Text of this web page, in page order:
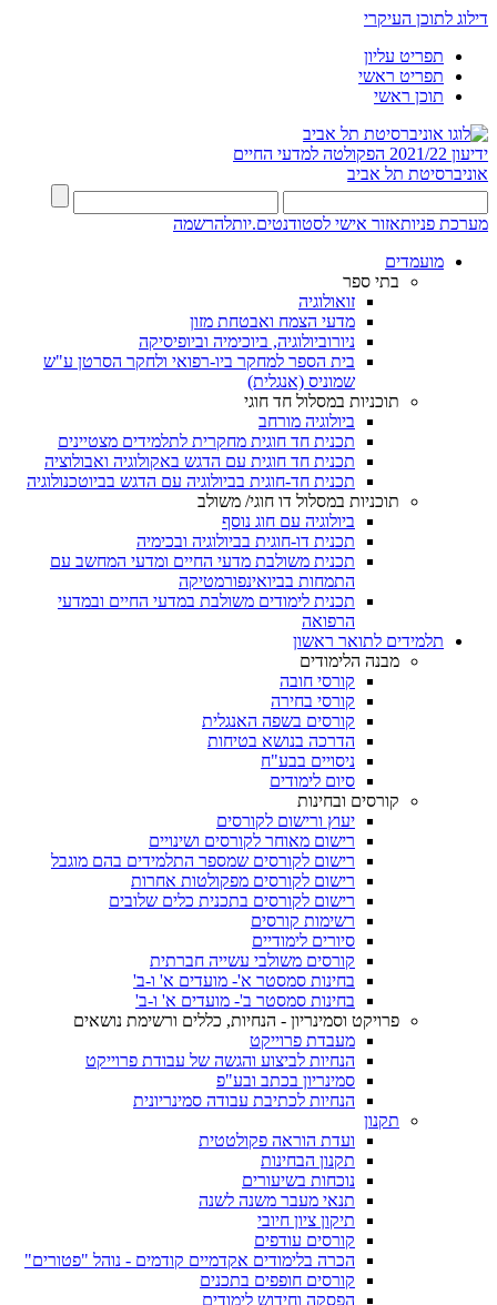
דילוג לתוכן העיקרי
תפריט עליון
תפריט ראשי
תוכן ראשי
ידיעון 2021/22
הפקולטה למדעי החיים
אוניברסיטת תל אביב
מערכת פניותאזור אישי לסטודנטים.יותלהרשמה
מועמדים
בתי ספר
זואולוגיה
מדעי הצמח ואבטחת מזון
ניורוביולוגיה, ביוכימיה וביופיסיקה
בית הספר למחקר ביו-רפואי ולחקר הסרטן ע"ש
שמוניס (אנגלית)
תוכניות במסלול חד חוגי
ביולוגיה מורחב
תכנית חד חוגית מחקרית לתלמידים מצטיינים
תכנית חד חוגית עם הדגש באקולוגיה ואבולוציה
תכנית חד-חוגית בביולוגיה עם הדגש בביוטכנולוגיה
תוכניות במסלול דו חוגי/ משולב
ביולוגיה עם חוג נוסף
תכנית דו-חוגית בביולוגיה ובכימיה
תכנית משולבת מדעי החיים ומדעי המחשב עם
התמחות בביואינפורמטיקה
תכנית לימודים משולבת במדעי החיים ובמדעי
הרפואה
תלמידים לתואר ראשון
מבנה הלימודים
קורסי חובה
קורסי בחירה
קורסים בשפה האנגלית
הדרכה בנושא בטיחות
ניסויים בבע"ח
סיום לימודים
קורסים ובחינות
יעוץ ורישום לקורסים
רישום מאוחר לקורסים ושינויים
רישום לקורסים שמספר התלמידים בהם מוגבל
רישום לקורסים מפקולטות אחרות
רישום לקורסים בתכנית כלים שלובים
רשימות קורסים
סיורים לימודיים
קורסים משולבי עשייה חברתית
בחינות סמסטר א'- מועדים א' ו-ב'
בחינות סמסטר ב'- מועדים א' ו-ב'
פרויקט וסמינריון - הנחיות, כללים ורשימת נושאים
מעבדת פרוייקט
הנחיות לביצוע והגשה של עבודת פרוייקט
סמינריון בכתב ובע"פ
הנחיות לכתיבת עבודה סמינריונית
תקנון
ועדת הוראה פקולטטית
תקנון הבחינות
נוכחות בשיעורים
תנאי מעבר משנה לשנה
תיקון ציון חיובי
קורסים עודפים
הכרה בלימודים אקדמיים קודמים - נוהל "פטורים"
קורסים חופפים בתכנים
הפסקה וחידוש לימודים